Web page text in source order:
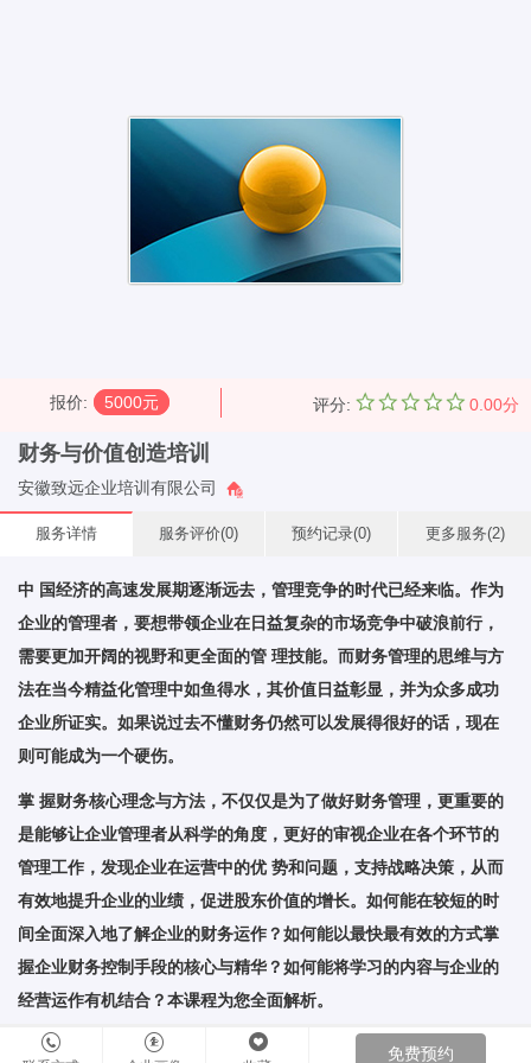
报价: 5000元 0.00分
评分:
财务与价值创造培训
安徽致远企业培训有限公司
服务详情 服务评价(0) 预约记录(0) 更多服务(2)
中 国经济的高速发展期逐渐远去，管理竞争的时代已经来临。作为
企业的管理者，要想带领企业在日益复杂的市场竞争中破浪前行，
需要更加开阔的视野和更全面的管 理技能。而财务管理的思维与方
法在当今精益化管理中如鱼得水，其价值日益彰显，并为众多成功
企业所证实。如果说过去不懂财务仍然可以发展得很好的话，现在
则可能成为一个硬伤。
掌 握财务核心理念与方法，不仅仅是为了做好财务管理，更重要的
是能够让企业管理者从科学的角度，更好的审视企业在各个环节的
管理工作，发现企业在运营中的优 势和问题，支持战略决策，从而
有效地提升企业的业绩，促进股东价值的增长。如何能在较短的时
间全面深入地了解企业的财务运作？如何能以最快最有效的方式掌
握企业财务控制手段的核心与精华？如何能将学习的内容与企业的
经营运作有机结合？本课程为您全面解析。
免费预约